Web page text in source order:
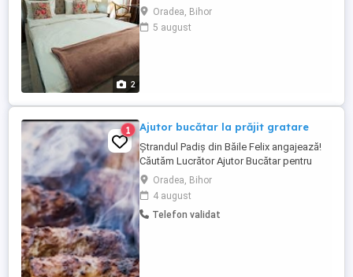
2
!
Oradea, Bihor
5 august
1 Ajutor bucătar la prăjit gratare
Ștrandul Padiș din Băile Felix angajează!
Căutăm Lucrător Ajutor Bucătar pentru
prepararea produselor la grătar, pe durata
sezonului estival. Cerințe: Seriozitate și
responsabilitate; Disponibilitate pentru
program de lucru în ture si de noapte;
Oradea, Bihor
4 august
Telefon validat